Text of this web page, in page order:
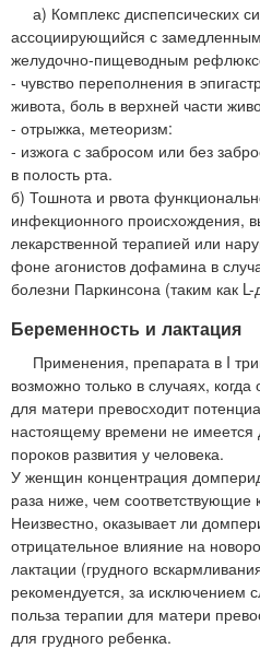
а) Комплекс диспепсических
ассоциирующийся с
желудочно-пищеводным
- чувство переполнения в
живота, боль в верхней части
- отрыжка, метеоризм:
- изжога с забросом или без
в полость рта.
б) Тошнота и рвота
инфекционного происхождения,
лекарственной терапией или
фоне агонистов дофамина в
болезни Паркинсона (таким как
Беременность и лактация
Применения, препарата в I
возможно только в случаях,
для матери превосходит
настоящему времени не
пороков развития у человека.
У женщин концентрация
раза ниже, чем соответствующие
Неизвестно, оказывает ли
отрицательное влияние на
лактации (грудного
рекомендуется, за исключением
польза терапии для матери
для грудного ребенка.